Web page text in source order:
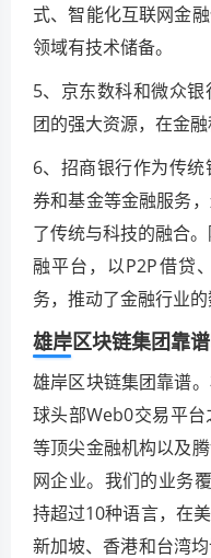
式、智能化互联网金
领域有技术储备。
5、京东数科和微众
团的强大资源，在金
6、招商银行作为传
券和基金等金融服务
了传统与科技的融合
融平台，以P2P借贷
务，推动了金融行业的
雄岸区块链集团靠
雄岸区块链集团靠谱
球头部Web0交易平
等顶尖金融机构以及
网企业。我们的业务
持超过10种语言，在
新加坡、香港和台湾